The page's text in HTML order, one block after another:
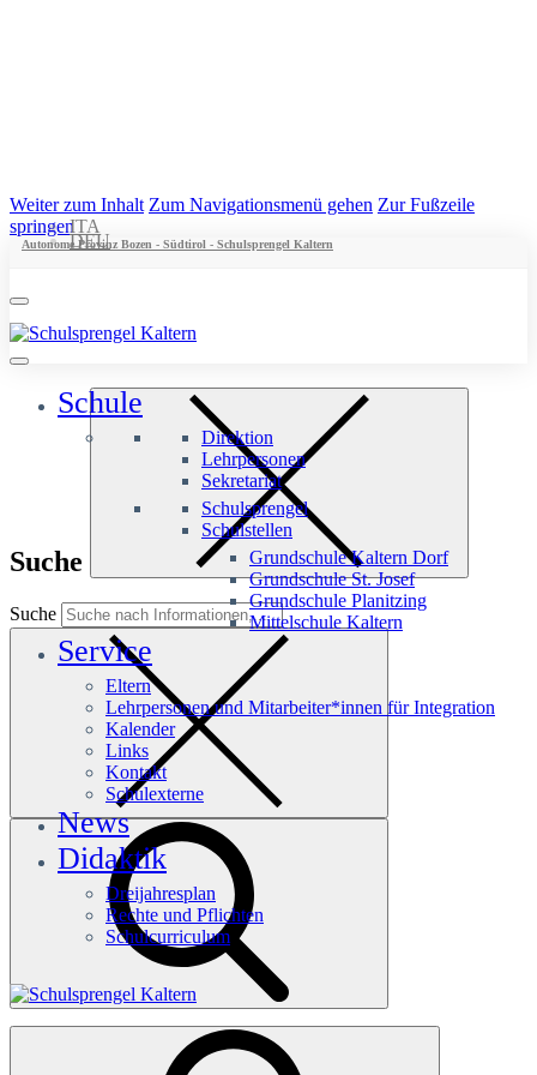
Weiter zum Inhalt Zum Navigationsmenü gehen Zur Fußzeile
springen
Autonome Provinz Bozen - Südtirol - Schulsprengel Kaltern
ITA
DEU
Schule
Direktion
Lehrpersonen
Sekretariat
Schulsprengel
Schulstellen
Grundschule Kaltern Dorf
Grundschule St. Josef
Grundschule Planitzing
Mittelschule Kaltern
Service
Eltern
Lehrpersonen und Mitarbeiter*innen für Integration
Kalender
Links
Kontakt
Schulexterne
News
Didaktik
Dreijahresplan
Rechte und Pflichten
Schulcurriculum
Suche
Suche
Häufige Suchanfragen